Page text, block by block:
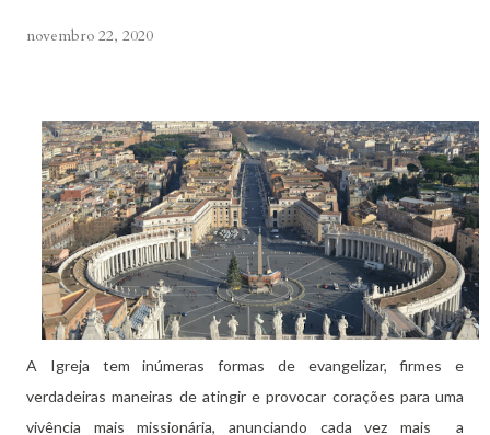
novembro 22, 2020
A Igreja tem inúmeras formas de evangelizar, firmes e
verdadeiras maneiras de atingir e provocar corações para uma
vivência mais missionária, anunciando cada vez mais a